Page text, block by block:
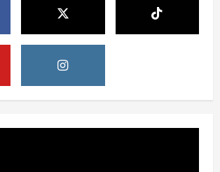
Pemerintah Perkuat Ekosistem Media
Digital Nasional Hadapi Perang
Algoritma AI
August 6, 2026
Opini
Etika, Verifikasi, dan Media Tepercaya